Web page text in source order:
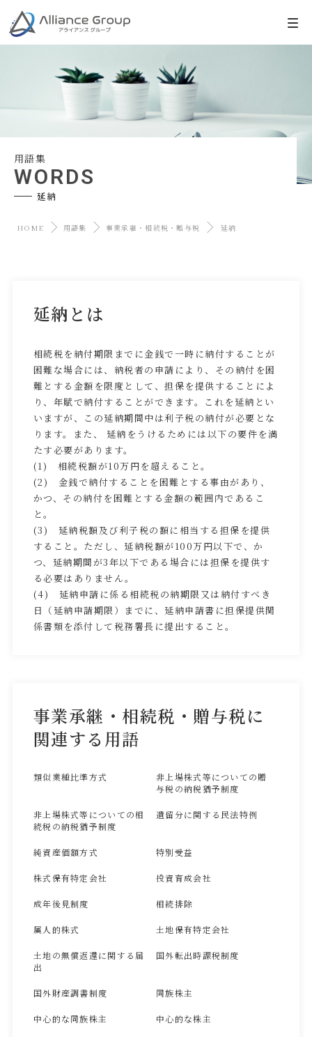
用語集
WORDS
延納
HOME 用語集 事業承継・相続税・贈与税 延納
延納とは
相続税を納付期限までに金銭で一時に納付することが
困難な場合には、納税者の申請により、その納付を困
難とする金額を限度として、担保を提供することによ
り、年賦で納付することができます。これを延納とい
いますが、この延納期間中は利子税の納付が必要とな
ります。また、 延納をうけるためには以下の要件を満
たす必要があります。
(1) 相続税額が10万円を超えること。
(2) 金銭で納付することを困難とする事由があり、
かつ、その納付を困難とする金額の範囲内であるこ
と。
(3) 延納税額及び利子税の額に相当する担保を提供
すること。ただし、延納税額が100万円以下で、か
つ、延納期間が3年以下である場合には担保を提供す
る必要はありません。
(4) 延納申請に係る相続税の納期限又は納付すべき
日（延納申請期限）までに、延納申請書に担保提供関
係書類を添付して税務署長に提出すること。
事業承継・相続税・贈与税に
関連する用語
類似業種比準方式
非上場株式等についての贈
与税の納税猶予制度
非上場株式等についての相
続税の納税猶予制度
遺留分に関する民法特例
純資産価額方式 特別受益
株式保有特定会社 投資育成会社
成年後見制度 相続排除
属人的株式 土地保有特定会社
土地の無償返還に関する届
出
国外転出時課税制度
国外財産調書制度 同族株主
中心的な同族株主 中心的な株主